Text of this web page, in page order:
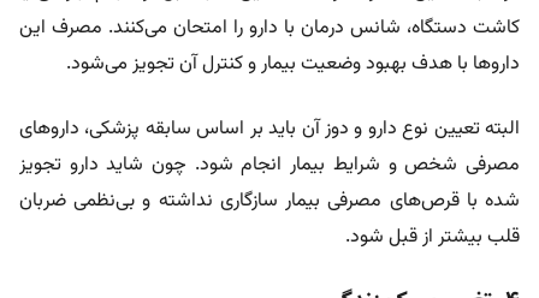
کاشت دستگاه، شانس درمان با دارو را امتحان می‌کنند. مصرف این
دارو‌ها با هدف بهبود وضعیت بیمار و کنترل آن تجویز می‌شود.
البته تعیین نوع دارو و دوز آن باید بر اساس سابقه پزشکی، دارو‌های
مصرفی شخص و شرایط بیمار انجام شود. چون شاید دارو تجویز
شده با قرص‌های مصرفی بیمار سازگاری نداشته و بی‌نظمی ضربان
قلب بیشتر از قبل شود.